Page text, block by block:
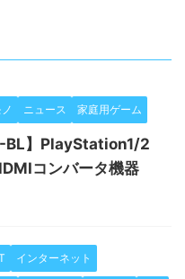
ニュース 家庭用ゲーム
BL】PlayStation1/2
コンバータ機器
インターネット